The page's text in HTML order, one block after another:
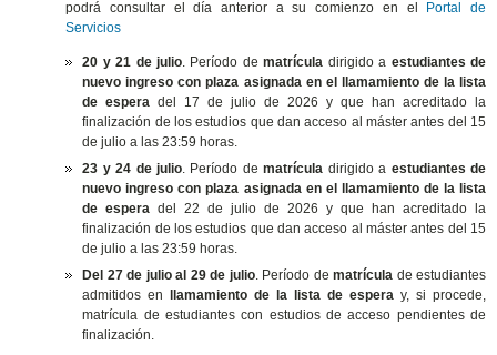
podrá consultar el día anterior a su comienzo en el Portal de
Servicios
20 y 21 de julio. Período dematrícula dirigido a estudiantes de
nuevo ingreso con plaza asignada en el llamamiento de la lista
de esperadel 17 de julio de 2026 y que han acreditado la
finalización de los estudios que dan acceso al máster antes del 15
de julio a las 23:59 horas.
23 y 24 de julio. Período dematrícula dirigido a estudiantes de
nuevo ingreso con plaza asignada en el llamamiento de la lista
de esperadel 22 de julio de 2026 y que han acreditado la
finalización de los estudios que dan acceso al máster antes del 15
de julio a las 23:59 horas.
Del 27 de julio al 29 de julio. Período dematrícula de estudiantes
admitidos en llamamiento de la lista de espera y, si procede,
matrícula de estudiantes con estudios de acceso pendientes de
finalización.